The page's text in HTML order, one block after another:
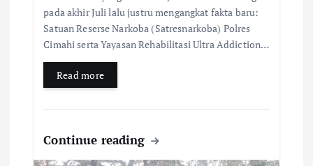
pada akhir Juli lalu justru mengangkat fakta baru:
Satuan Reserse Narkoba (Satresnarkoba) Polres
Cimahi serta Yayasan Rehabilitasi Ultra Addiction…
Read more
Continue reading